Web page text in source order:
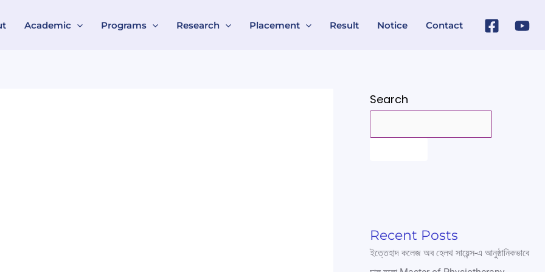
Academic Programs Research Placement Result Notice Contact
Search
Recent Posts
ইত্তেহাদ কলেজ অব হেলথ সায়েন্স-এ আনুষ্ঠানিকভাবে